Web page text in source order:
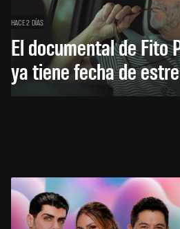
HACE 2 DÍAS
El documental de Fito
ya tiene fecha de